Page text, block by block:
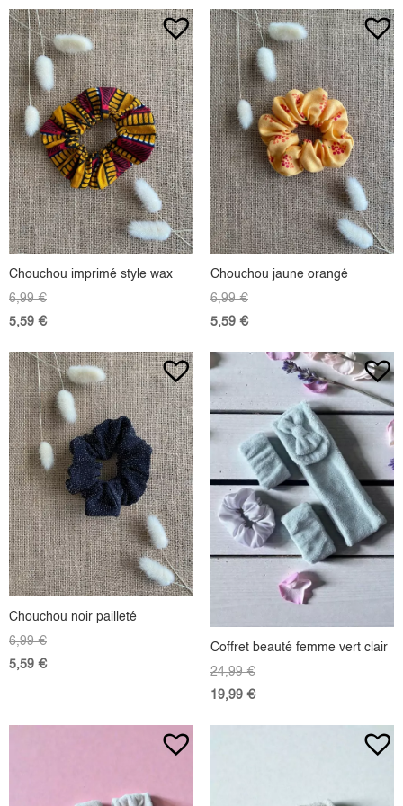
Chouchou imprimé style wax
6,99€
5,59 €
Chouchou jaune orangé
6,99€
5,59 €
Chouchou noir pailleté
6,99€
5,59 €
Coffret beauté femme vert clair
24,99€
19,99 €